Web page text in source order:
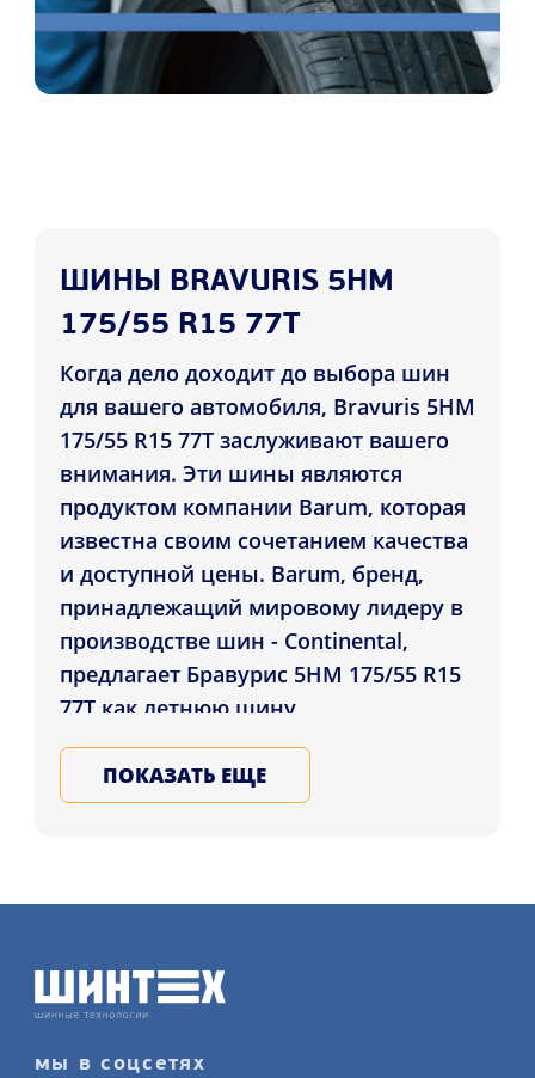
ШИНЫ BRAVURIS 5HM
175/55 R15 77T
Когда дело доходит до выбора шин
для вашего автомобиля, Bravuris 5HM
175/55 R15 77T заслуживают вашего
внимания. Эти шины являются
продуктом компании Barum, которая
известна своим сочетанием качества
и доступной цены. Barum, бренд,
принадлежащий мировому лидеру в
производстве шин - Continental,
предлагает Бравурис 5HM 175/55 R15
77T как летнюю шину,
предназначенную для установки на
легковые автомобили. Эта модель
пришла на смену предыдущей,
благодаря своим улучшенным
производительности.
ХАРАКТЕРИСТИКИ И
ПОКАЗАТЬ ЕЩЕ
мы в соцсетях